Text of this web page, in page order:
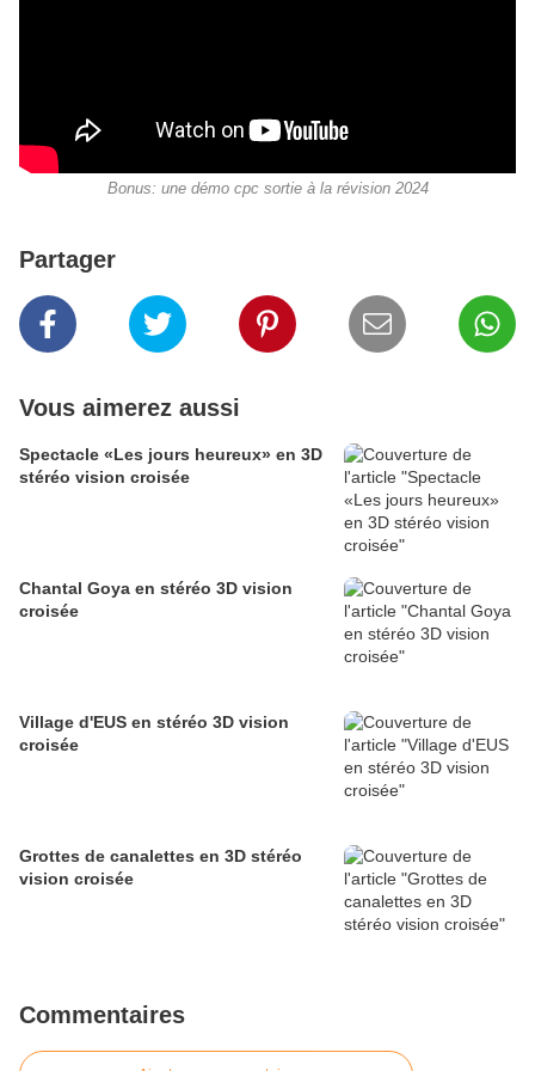
Bonus: une démo cpc sortie à la révision 2024
Partager
Vous aimerez aussi
Spectacle «Les jours heureux» en 3D
stéréo vision croisée
Chantal Goya en stéréo 3D vision
croisée
Village d'EUS en stéréo 3D vision
croisée
Grottes de canalettes en 3D stéréo
vision croisée
Commentaires